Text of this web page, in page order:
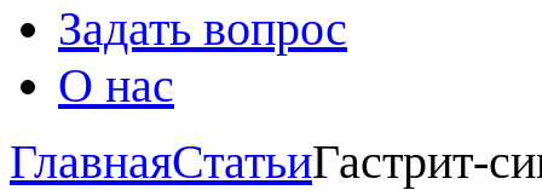
Задать вопрос
О нас
ГлавнаяСтатьиГастрит-